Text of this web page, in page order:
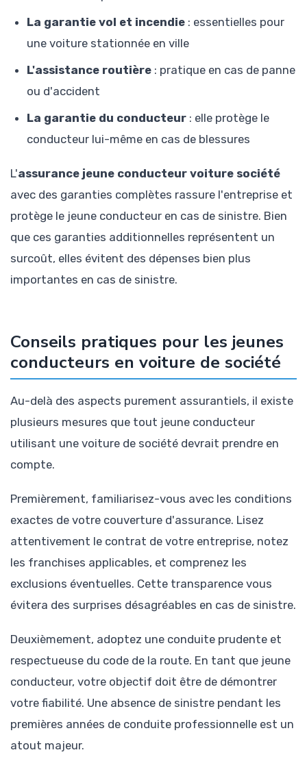
La garantie vol et incendie : essentielles pour
une voiture stationnée en ville
L'assistance routière : pratique en cas de panne
ou d'accident
La garantie du conducteur : elle protège le
conducteur lui-même en cas de blessures
L'assurance jeune conducteur voiture société
avec des garanties complètes rassure l'entreprise et
protège le jeune conducteur en cas de sinistre. Bien
que ces garanties additionnelles représentent un
surcoût, elles évitent des dépenses bien plus
importantes en cas de sinistre.
Conseils pratiques pour les jeunes
conducteurs en voiture de société
Au-delà des aspects purement assurantiels, il existe
plusieurs mesures que tout jeune conducteur
utilisant une voiture de société devrait prendre en
compte.
Premièrement, familiarisez-vous avec les conditions
exactes de votre couverture d'assurance. Lisez
attentivement le contrat de votre entreprise, notez
les franchises applicables, et comprenez les
exclusions éventuelles. Cette transparence vous
évitera des surprises désagréables en cas de sinistre.
Deuxièmement, adoptez une conduite prudente et
respectueuse du code de la route. En tant que jeune
conducteur, votre objectif doit être de démontrer
votre fiabilité. Une absence de sinistre pendant les
premières années de conduite professionnelle est un
atout majeur.